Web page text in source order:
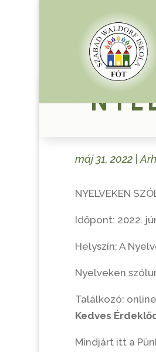
máj 31, 2022|
NYELVEKEN
Időpont: 2022.
Helyszín: A
Nyelveken
Találkozó:
Kedves
Mindjárt itt a